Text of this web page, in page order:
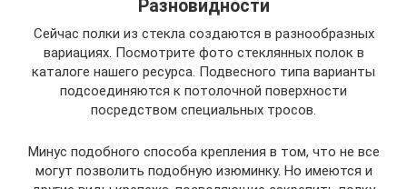
Разновидности
Сейчас полки из стекла создаются в разнообразных
вариациях. Посмотрите фото стеклянных полок в
каталоге нашего ресурса. Подвесного типа варианты
подсоединяются к потолочной поверхности
посредством специальных тросов.
Минус подобного способа крепления в том, что не все
могут позволить подобную изюминку. Но имеются и